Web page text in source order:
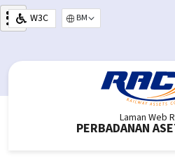
Langkau ke kandungan utama
W3C
Select your language
Laman Web
PERBADANAN